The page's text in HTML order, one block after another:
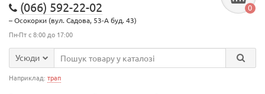
(066) 592-22-02
– Осокорки (вул. Садова, 53-А буд. 43)
Пн-Пт с 8:00 до 17:00
0
Усюди
Наприклад: трап